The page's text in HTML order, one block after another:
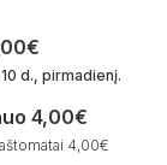
d., pirmadienį.
4,00€
4,00€